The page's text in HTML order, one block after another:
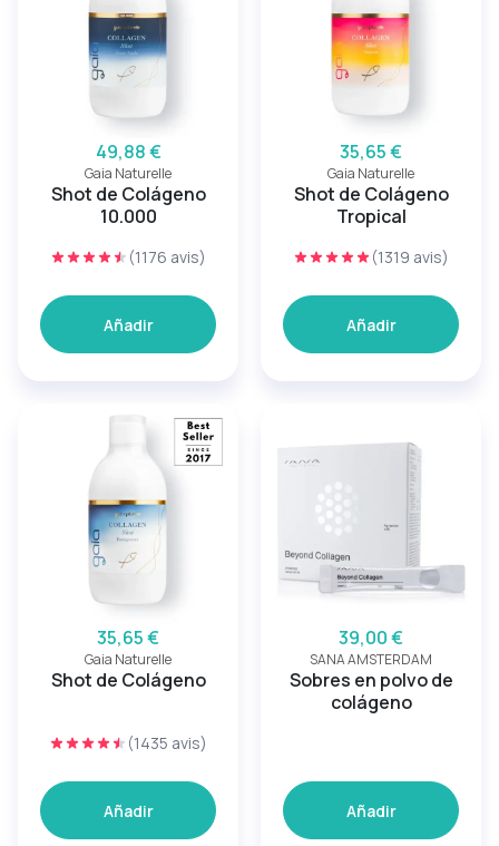
49,88 €
Gaia Naturelle
Shot de Colágeno
10.000
(1176 avis)
Añadir
35,65 €
Gaia Naturelle
Shot de Colágeno
Tropical
(1319 avis)
Añadir
35,65 €
Gaia Naturelle
Shot de Colágeno
(1435 avis)
Añadir
39,00 €
SANA AMSTERDAM
Sobres en polvo de
colágeno
Añadir